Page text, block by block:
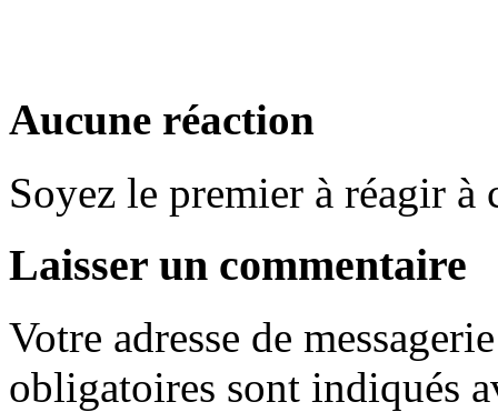
Aucune réaction
Soyez le premier à réagir à
Laisser un commentaire
Votre adresse de
obligatoires sont indiqués